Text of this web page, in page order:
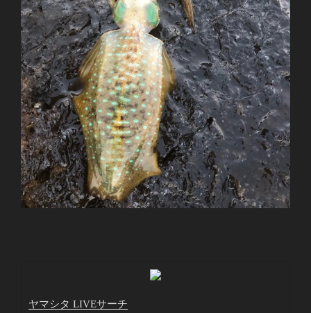
ヤマシタ LIVEサーチ